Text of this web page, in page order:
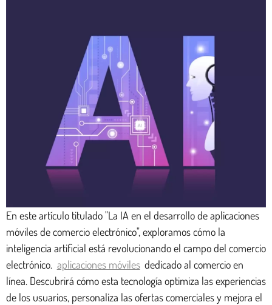
En este artículo titulado "La IA en el desarrollo de aplicaciones
móviles de comercio electrónico", exploramos cómo la
inteligencia artificial está revolucionando el campo del comercio
electrónico. aplicaciones móviles dedicado al comercio en
línea. Descubrirá cómo esta tecnología optimiza las experiencias
de los usuarios, personaliza las ofertas comerciales y mejora el